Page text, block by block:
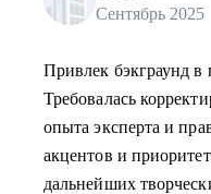
Сентябрь 2025
Привлек бэкграунд
Требовалась
опыта эксперта и
акцентов и
дальнейших